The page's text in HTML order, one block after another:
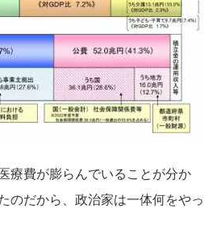
療費が膨らんでいることが分か
のだから、政治家は一体何をやっ